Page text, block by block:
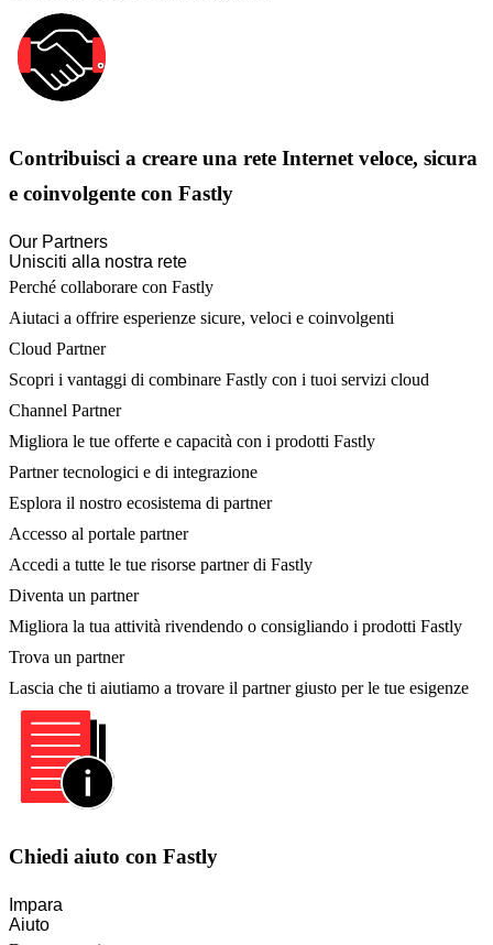
Contribuisci a creare una rete Internet veloce, sicura
e coinvolgente con Fastly
Our Partners
Unisciti alla nostra rete
Perché collaborare con Fastly
Aiutaci a offrire esperienze sicure, veloci e coinvolgenti
Cloud Partner
Scopri i vantaggi di combinare Fastly con i tuoi servizi cloud
Channel Partner
Migliora le tue offerte e capacità con i prodotti Fastly
Partner tecnologici e di integrazione
Esplora il nostro ecosistema di partner
Accesso al portale partner
Accedi a tutte le tue risorse partner di Fastly
Diventa un partner
Migliora la tua attività rivendendo o consigliando i prodotti Fastly
Trova un partner
Lascia che ti aiutiamo a trovare il partner giusto per le tue esigenze
Chiedi aiuto con Fastly
Impara
Aiuto